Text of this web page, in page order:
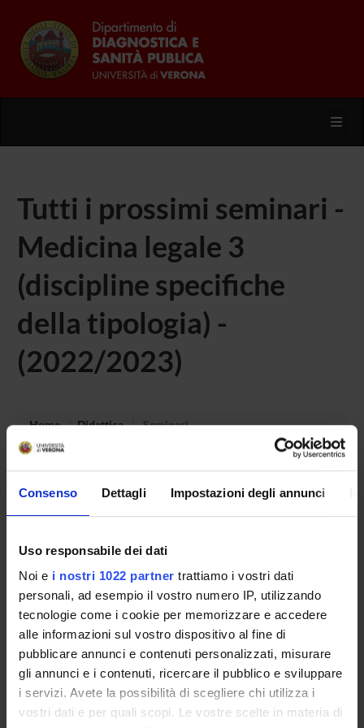
Consenso Dettagli Impostazioni degli annunci
Uso responsabile dei dati
Noi e i nostri 1022 partner trattiamo i vostri dati
personali, ad esempio il vostro numero IP, utilizzando
tecnologie come i cookie per memorizzare e accedere
alle informazioni sul vostro dispositivo al fine di
pubblicare annunci e contenuti personalizzati, misurare
gli annunci e i contenuti, ricercare il pubblico e sviluppare
i servizi. Avete la possibilità di scegliere chi utilizza i
vostri dati e per quali scopi. Le vostre scelte in materia di
Tutti i prossimi seminari -
Medicina legale 3
(discipline specifiche
della tipologia) -
(2022/2023)
Home Didattica Seminari
Non è stato trovato alcun seminario relativo
all'insegnamento Medicina legale 3 (discipline specifiche
OFFERTA FORMATIVA
CORSI DI STUDIO
DOTTORATI, MASTER E FORMAZIONE SUPERIORE
Contatti
Persone